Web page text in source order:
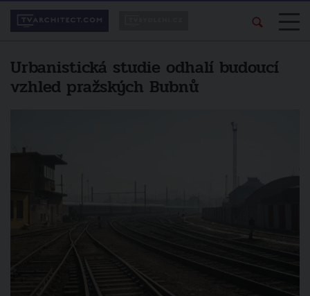
Urbanistická studie odhalí budoucí
vzhled pražských Bubnů